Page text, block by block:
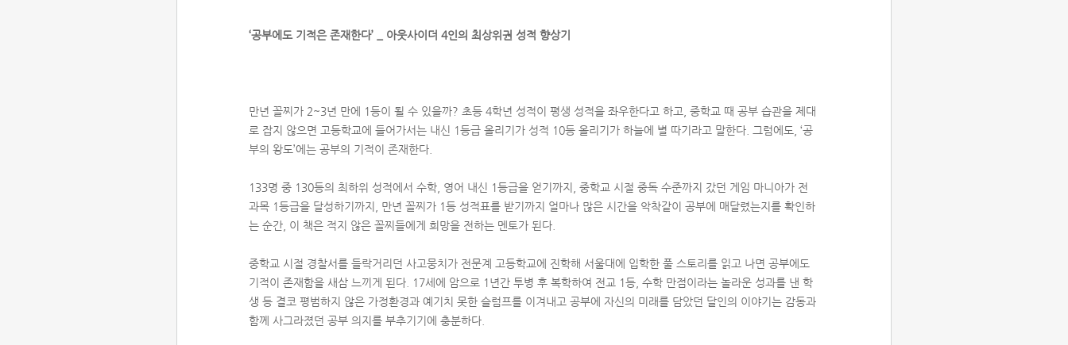
‘공부에도 기적은 존재한다’ _ 아웃사이더 4인의 최상위권 성적 향상기
만년 꼴찌가 2~3년 만에 1등이 될 수 있을까? 초등 4학년 성적이 평생 성적을 좌우한다고 하고, 중학교 때 공부 습관을 제대
로 잡지 않으면 고등학교에 들어가서는 내신 1등급 올리기가 성적 10등 올리기가 하늘에 별 따기라고 말한다. 그럼에도, ‘공
부의 왕도’에는 공부의 기적이 존재한다.
133명 중 130등의 최하위 성적에서 수학, 영어 내신 1등급을 얻기까지, 중학교 시절 중독 수준까지 갔던 게임 마니아가 전
과목 1등급을 달성하기까지, 만년 꼴찌가 1등 성적표를 받기까지 얼마나 많은 시간을 악착같이 공부에 매달렸는지를 확인하
는 순간, 이 책은 적지 않은 꼴찌들에게 희망을 전하는 멘토가 된다.
중학교 시절 경찰서를 들락거리던 사고뭉치가 전문계 고등학교에 진학해 서울대에 입학한 풀 스토리를 읽고 나면 공부에도
기적이 존재함을 새삼 느끼게 된다. 17세에 암으로 1년간 투병 후 복학하여 전교 1등, 수학 만점이라는 놀라운 성과를 낸 학
생 등 결코 평범하지 않은 가정환경과 예기치 못한 슬럼프를 이겨내고 공부에 자신의 미래를 담았던 달인의 이야기는 감동과
함께 사그라졌던 공부 의지를 부추기기에 충분하다.